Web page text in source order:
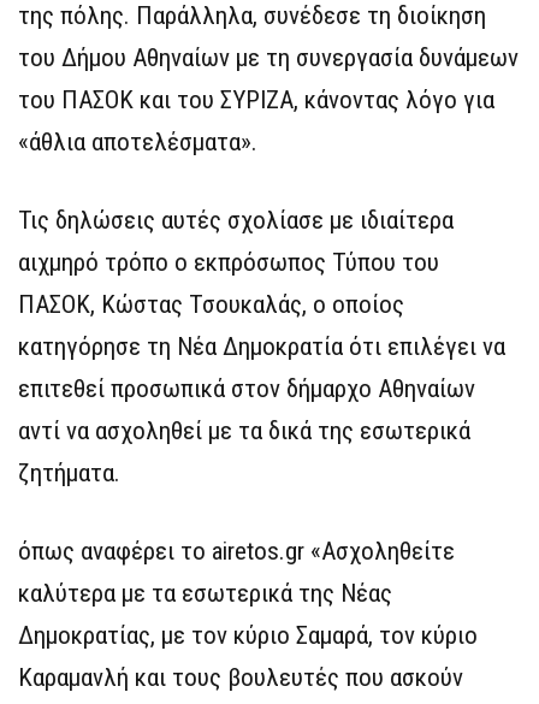
της πόλης. Παράλληλα, συνέδεσε τη διοίκηση
του Δήμου Αθηναίων με τη συνεργασία δυνάμεων
του ΠΑΣΟΚ και του ΣΥΡΙΖΑ, κάνοντας λόγο για
«άθλια αποτελέσματα».
Τις δηλώσεις αυτές σχολίασε με ιδιαίτερα
αιχμηρό τρόπο ο εκπρόσωπος Τύπου του
ΠΑΣΟΚ, Κώστας Τσουκαλάς, ο οποίος
κατηγόρησε τη Νέα Δημοκρατία ότι επιλέγει να
επιτεθεί προσωπικά στον δήμαρχο Αθηναίων
αντί να ασχοληθεί με τα δικά της εσωτερικά
ζητήματα.
όπως αναφέρει το airetos.gr «Ασχοληθείτε
καλύτερα με τα εσωτερικά της Νέας
Δημοκρατίας, με τον κύριο Σαμαρά, τον κύριο
Καραμανλή και τους βουλευτές που ασκούν